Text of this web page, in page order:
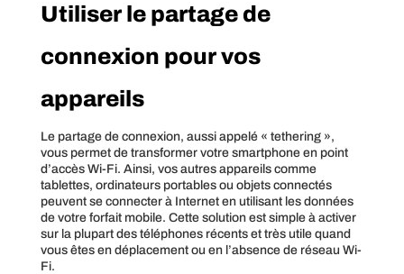
Utiliser le partage de
connexion pour vos
appareils
Le partage de connexion, aussi appelé « tethering »,
vous permet de transformer votre smartphone en point
d’accès Wi-Fi. Ainsi, vos autres appareils comme
tablettes, ordinateurs portables ou objets connectés
peuvent se connecter à Internet en utilisant les données
de votre forfait mobile. Cette solution est simple à activer
sur la plupart des téléphones récents et très utile quand
vous êtes en déplacement ou en l’absence de réseau Wi-
Fi.